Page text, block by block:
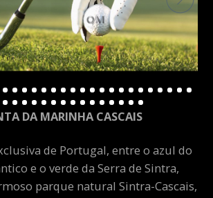
DA MARINHA CASCAIS
de Portugal, entre o azul do
e o verde da Serra de Sintra,
parque natural Sintra-Cascais,